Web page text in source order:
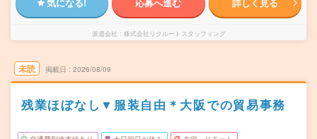
派遣会社 株式会社リクルートスタッフィング
未読 掲載日 2026/08/09
残業ほぼなし▼服装自由＊大阪での貿易事務